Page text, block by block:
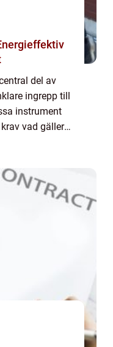
del av
ingrepp till
instrument
vad gäller